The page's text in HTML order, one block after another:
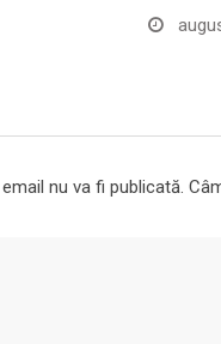
nu va fi publicată.